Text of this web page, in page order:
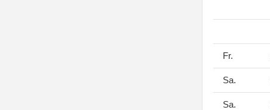
Fr.
Sa.
Sa.